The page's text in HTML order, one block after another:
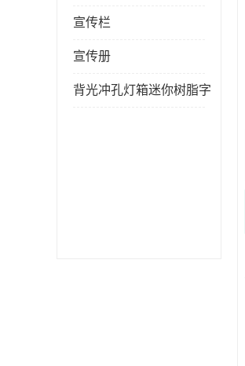
宣传栏
宣传册
背光冲孔灯箱迷你树脂字